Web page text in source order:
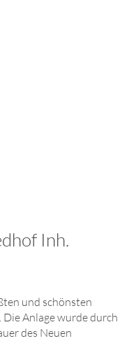
Inh.
und schönsten
Anlage wurde durch
des Neuen